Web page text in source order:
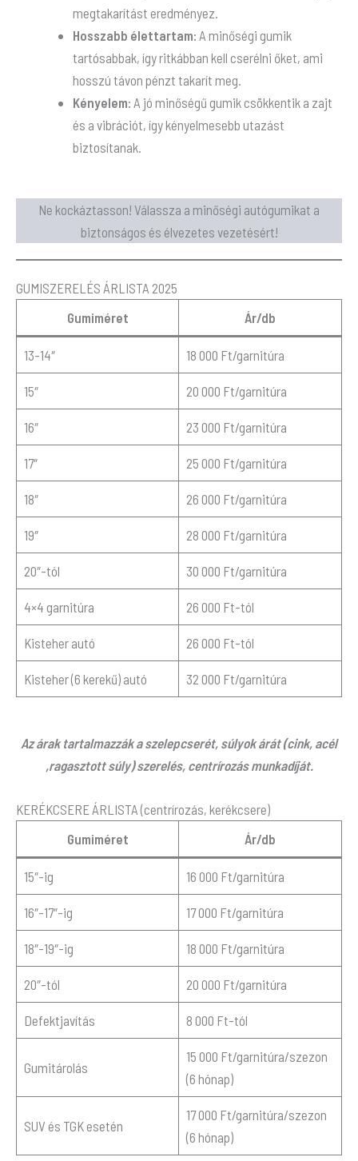
megtakarítást eredményez.
Hosszabb élettartam: A minőségi gumik
tartósabbak, így ritkábban kell cserélni őket, ami
hosszú távon pénzt takarít meg.
Kényelem: A jó minőségű gumik csökkentik a zajt
és a vibrációt, így kényelmesebb utazást
biztosítanak.
Ne kockáztasson! Válassza a minőségi autógumikat a
biztonságos és élvezetes vezetésért!
GUMISZERELÉS ÁRLISTA 2025
Gumiméret
Ár/db
13-14″ 18 000 Ft/garnitúra
15″ 20 000 Ft/garnitúra
16″ 23 000 Ft/garnitúra
17″ 25 000 Ft/garnitúra
18″ 26 000 Ft/garnitúra
19″ 28 000 Ft/garnitúra
20″-tól 30 000 Ft/garnitúra
4×4 garnitúra 26 000 Ft-tól
Kisteher autó 26 000 Ft-tól
Kisteher (6 kerekű) autó 32 000 Ft/garnitúra
Az árak tartalmazzák a szelepcserét, súlyok árát (cink, acél
,ragasztott súly) szerelés, centrírozás munkadíját.
KERÉKCSERE ÁRLISTA (centrírozás, kerékcsere)
Gumiméret
Ár/db
15″-ig 16 000 Ft/garnitúra
16″-17″-ig 17 000 Ft/garnitúra
18″-19″-ig 18 000 Ft/garnitúra
20″-tól 20 000 Ft/garnitúra
Defektjavítás 8 000 Ft-tól
Gumitárolás
15 000 Ft/garnitúra/szezon
(6 hónap)
SUV és TGK esetén
17 000 Ft/garnitúra/szezon
(6 hónap)